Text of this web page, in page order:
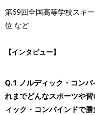
第69回全国高等学校スキ
位 など
【インタビュー】
Q.1 ノルディック・コン
れまでどんなスポーツや
ィック・コンバインドで